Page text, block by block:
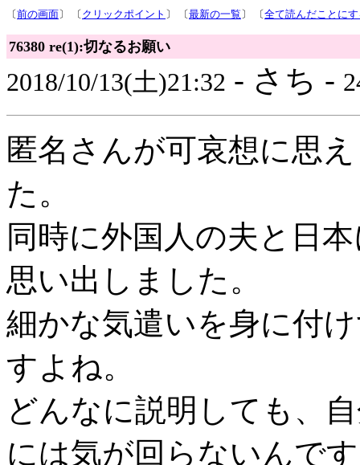
〔前の画面〕 〔 クリックポイント 〕 〔最新の一覧 〕 〔全て読んだことに
76380 re(1):切なるお願い
2018/10/13(土)21:32 - さち -
匿名さんが可哀想に思
た。
同時に外国人の夫と日
思い出しました。
細かな気遣いを身に付
すよね。
どんなに説明しても、
には気が回らないんで